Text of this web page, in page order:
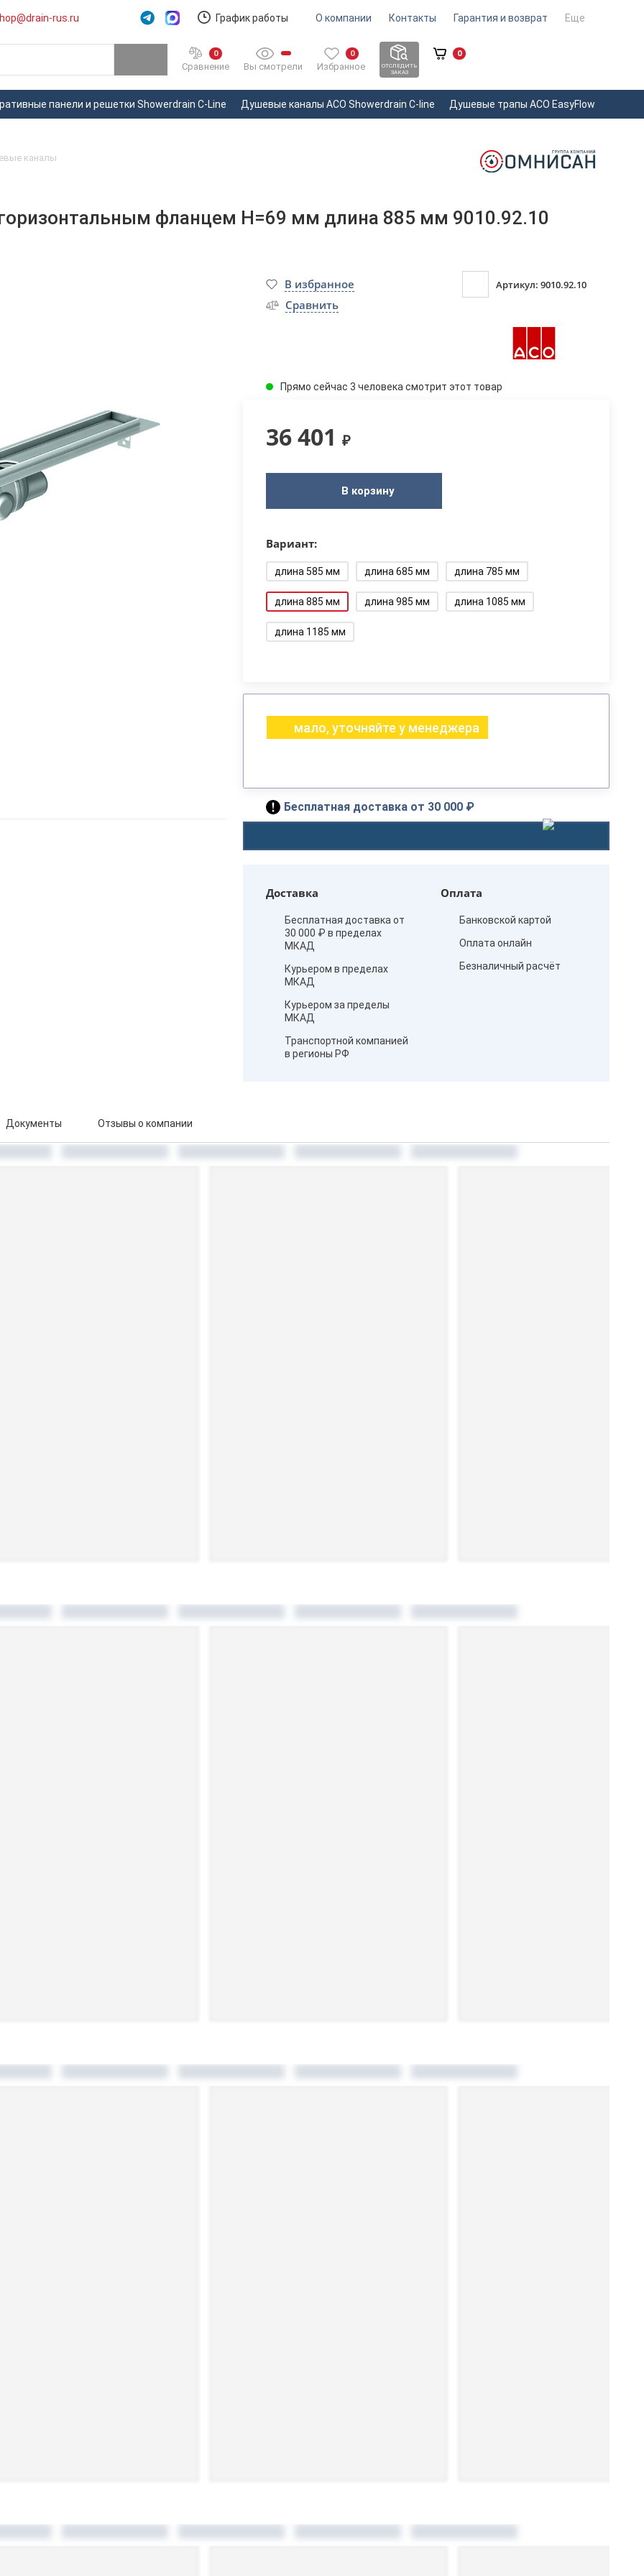
rus.ru График работы О компании Контакты Гарантия и возврат Еще
0
Сравнение Вы смотрели
0
Избранное
ОТСЛЕДИТЬ
ЗАКАЗ
0
панели и решетки Showerdrain C-Line Душевые каналы ACO Showerdrain С-line Душевые трапы ACO EasyFlow
каналы
фланцем H=69 мм длина 885 мм 9010.92.10
В избранное Артикул: 9010.92.10
Сравнить
Прямо сейчас 3 человека смотрит этот товар
36 401 ₽
В корзину
Вариант:
длина 585 мм длина 685 мм длина 785 мм
длина 885 мм длина 985 мм длина 1085 мм
длина 1185 мм
мало, уточняйте у менеджера
Бесплатная доставка от 30 000 ₽
Доставка
Бесплатная доставка от
30 000 ₽ в пределах
МКАД
Курьером в пределах
МКАД
Курьером за пределы
МКАД
Транспортной компанией
в регионы РФ
Оплата
Банковской картой
Оплата онлайн
Безналичный расчёт
Документы Отзывы о компании